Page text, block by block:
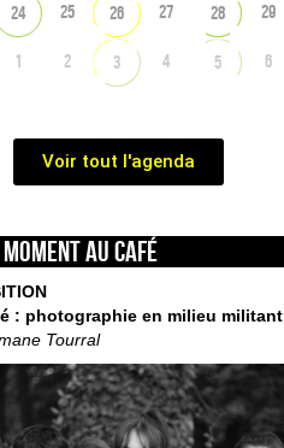
24 25 26 27 28 29
1 2 3 4 5 6
Voir tout l'agenda
moment au café
: photographie en milieu militant
Tourral